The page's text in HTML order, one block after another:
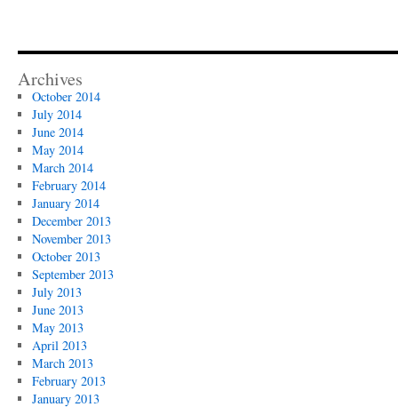
Archives
October 2014
July 2014
June 2014
May 2014
March 2014
February 2014
January 2014
December 2013
November 2013
October 2013
September 2013
July 2013
June 2013
May 2013
April 2013
March 2013
February 2013
January 2013